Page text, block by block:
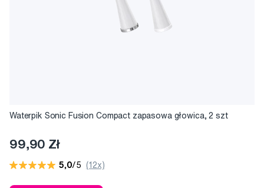
Waterpik Sonic Fusion Compact zapasowa głowica, 2 szt
99,90 Zł
5,0/5 (12x)